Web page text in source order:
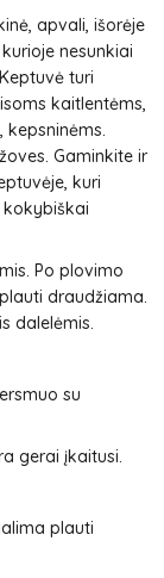
apvali, išorėje
nesunkiai
turi
kaitlentėms,
Gaminkite ir
kuri
Po plovimo
draudžiama.
dalelėmis.
su
gerai įkaitusi.
plauti